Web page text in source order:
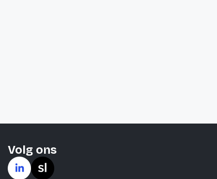
Volg ons